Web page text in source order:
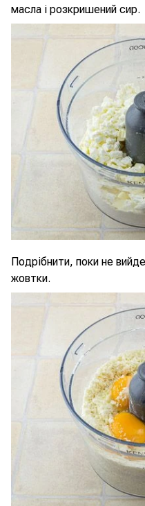
масла і розкришений сир.
Подрібнити, поки не
жовтки.